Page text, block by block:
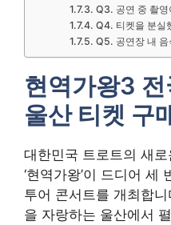
Q3. 공연 중 촬영
Q4. 티켓을 분실
Q5. 공연장 내 음
현역가왕3
울산 티켓 구
대한민국 트로트의 새
‘현역가왕’이 드디어 세
투어 콘서트를 개최합
을 자랑하는 울산에서